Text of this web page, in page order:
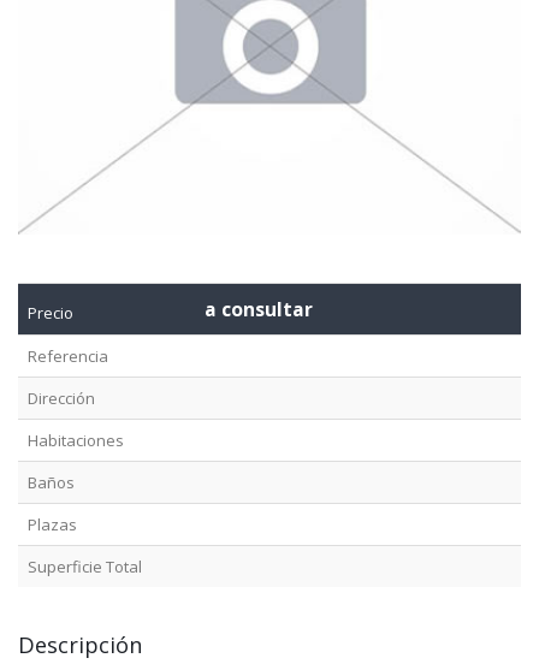
Precio a consultar
Referencia
Dirección
Habitaciones
Baños
Plazas
Superficie Total
Descripción